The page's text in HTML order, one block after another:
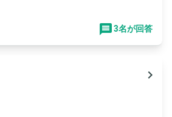
3名が回答
navigate_next